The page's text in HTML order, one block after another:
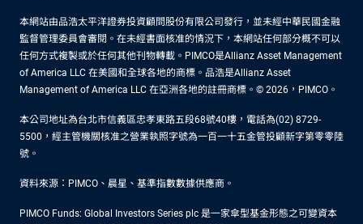
本網站由品浩太平洋證券投資顧問股份有限公司發行，並未經中華民國金融
監督管理委員會審閱。在未經書面核准的情況下，本網站任何部分概不可以
任何方式複製或於任何其他刊物轉載。PIMCO是Allianz Asset Management
of America LLC 在美國和全球各地的商標。品浩是Allianz Asset
Management of America LLC 在亞洲各地的註冊商標。© 2026，PIMCO。
本公司地址為台北市信義區忠孝東路五段68號40樓，電話為(02) 8729-
5500，經主管機關核准之營業執照字號為一百一十五金管投顧新字第零零陸
號。
資料來源：PIMCO、晨星、基準指數數據供應商。
PIMCO Funds: Global Investors Series plc 是一家傘型基金形態之可變資本